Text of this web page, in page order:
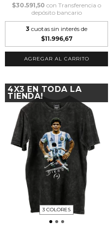
$30.591,50 con Transferencia o
depósito bancario
3 cuotas sin interés de
$11.996,67
AGREGAR AL CARRITO
4X3 EN TODA LA
TIENDA!
3 COLORES